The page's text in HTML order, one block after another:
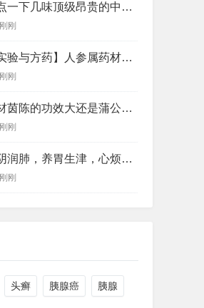
盘点一下几味顶级昂贵的中药材
刚刚
【实验与方药】人参属药材的差示扫描量热法鉴别研究
刚刚
药材茵陈的功效大还是蒲公英的功效大(药材草果功效(药材草果功效与作用))
刚刚
滋阴润肺，养胃生津，心烦口罩，睡眠不好用的一个中药煮水喝就可以
刚刚
头癣 胰腺癌 胰腺